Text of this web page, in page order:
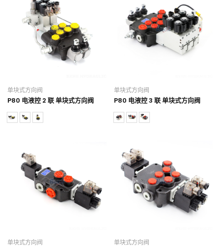
单块式方向阀
P80 电液控 2 联 单块式方向阀
单块式方向阀
P80 电液控 3 联 单块式方向阀
单块式方向阀 单块式方向阀